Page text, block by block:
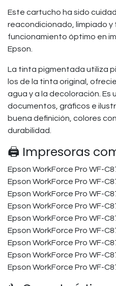
Este cartucho ha sido
reacondicionado, limpiado
funcionamiento óptimo en
Epson.
La tinta pigmentada utiliza
los de la tinta original,
agua y a la decoloración.
documentos, gráficos e
buena definición, colores
durabilidad.
🖨️ Impresoras
Epson WorkForce Pro WF-
Epson WorkForce Pro WF-
Epson WorkForce Pro WF-
Epson WorkForce Pro WF-
Epson WorkForce Pro WF-
Epson WorkForce Pro WF-
Epson WorkForce Pro WF-
Epson WorkForce Pro WF-
Epson WorkForce Pro WF-